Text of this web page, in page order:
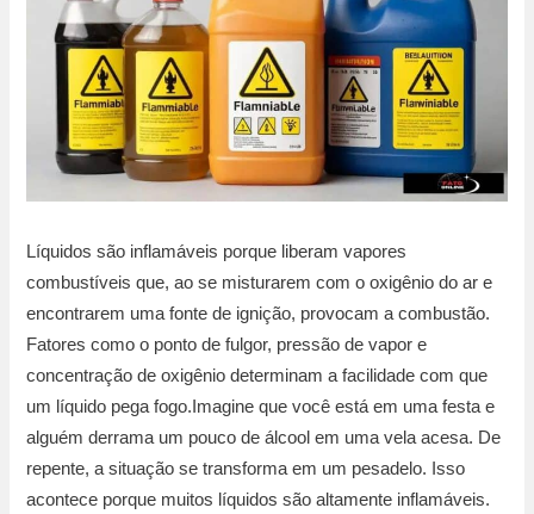
Líquidos são inflamáveis porque liberam vapores
combustíveis que, ao se misturarem com o oxigênio do ar e
encontrarem uma fonte de ignição, provocam a combustão.
Fatores como o ponto de fulgor, pressão de vapor e
concentração de oxigênio determinam a facilidade com que
um líquido pega fogo.Imagine que você está em uma festa e
alguém derrama um pouco de álcool em uma vela acesa. De
repente, a situação se transforma em um pesadelo. Isso
acontece porque muitos líquidos são altamente inflamáveis.